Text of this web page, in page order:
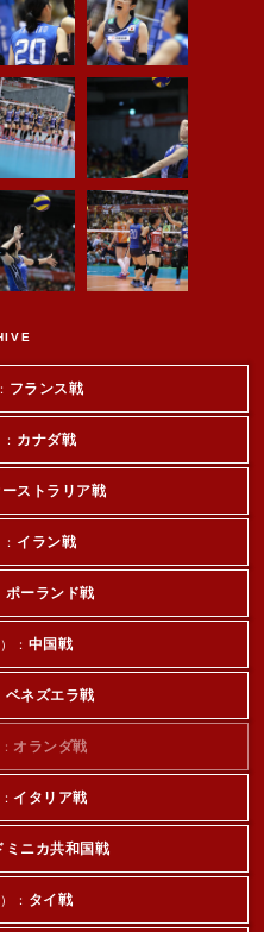
フランス戦
カナダ戦
ストラリア戦
イラン戦
ポーランド戦
： 中国戦
ベネズエラ戦
オランダ戦
イタリア戦
ミニカ共和国戦
： タイ戦